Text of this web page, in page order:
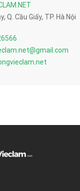
Q. Cầu Giấy, TP. Hà Nội